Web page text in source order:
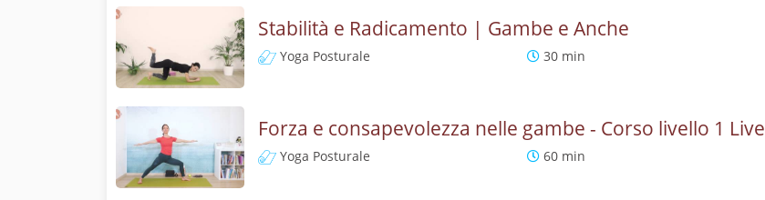
Stabilità e Radicamento | Gambe e Anche
Yoga Posturale 30 min
Forza e consapevolezza nelle gambe - Corso livello 1 Live
Yoga Posturale 60 min